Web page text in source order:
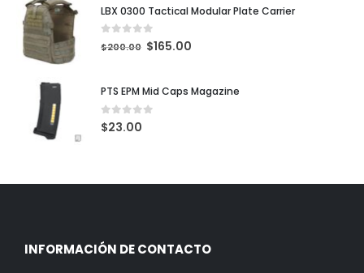
LBX 0300 Tactical Modular Plate Carrier
out of 5
$200.00 $165.00
PTS EPM Mid Caps Magazine
0out of 5
$23.00
INFORMACIÓN DE CONTACTO